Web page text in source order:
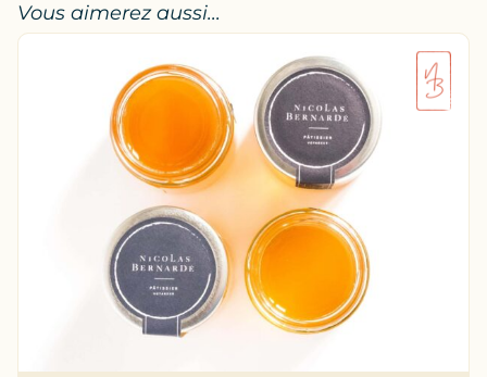
Vous aimerez aussi...